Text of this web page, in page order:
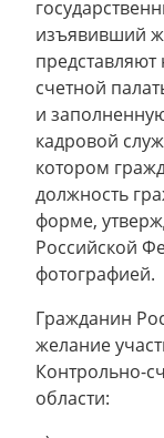
изъявивший
счетной
и
кадровой
котором
должность
форме,
Российской
фотографией.
Гражданин
желание
Контрольно-
области: